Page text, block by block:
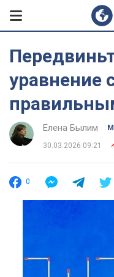
уравнение
Елена Былим
30.03.2026 09:21
0